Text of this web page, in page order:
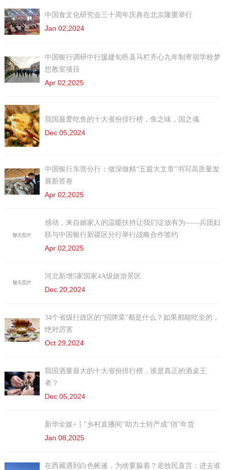
中国食文化研究会三十周年庆典在北京隆重举行
Jan 02,2024
中国银行调研中行援建旬邑县马栏齐心九年制寄宿学校梦
想教室项目
Apr 02,2025
我国最爱吃鱼的十大省份排行榜，鱼之味，国之魂
Dec 05,2024
中国银行东营分行：做深做精“五篇大文章”书写高质量发
展新答卷
Apr 02,2025
感动，来自娘家人的温暖扶持让我们绽放有为——兵团妇
联与中国银行新疆区分行举行战略合作签约
Apr 02,2025
河北新增5家国家4A级旅游景区
Dec 20,2024
34个省级行政区的“招牌菜”都是什么？如果都能吃全的，
绝对厉害
Oct 29,2024
我国酒量最大的十大省份排行榜，谁是真正的酒桌王
者？
Dec 05,2024
新华全媒+丨“乡村直播间”助力土特产成“俏”年货
Jan 08,2025
在西藏遇到白色帐篷，为啥要躲着？老牧民直言：进去谁